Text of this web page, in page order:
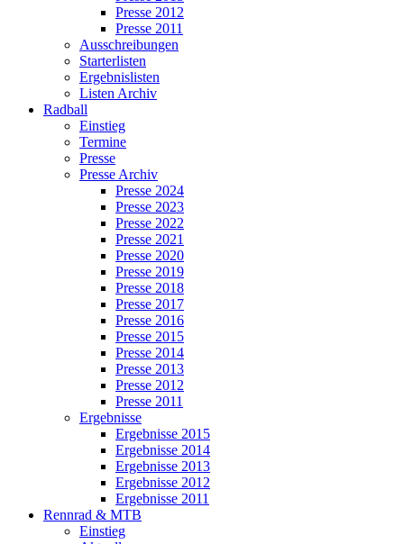
Presse 2012
Presse 2011
Ausschreibungen
Starterlisten
Ergebnislisten
Listen Archiv
Radball
Einstieg
Termine
Presse
Presse Archiv
Presse 2024
Presse 2023
Presse 2022
Presse 2021
Presse 2020
Presse 2019
Presse 2018
Presse 2017
Presse 2016
Presse 2015
Presse 2014
Presse 2013
Presse 2012
Presse 2011
Ergebnisse
Ergebnisse 2015
Ergebnisse 2014
Ergebnisse 2013
Ergebnisse 2012
Ergebnisse 2011
Rennrad & MTB
Einstieg